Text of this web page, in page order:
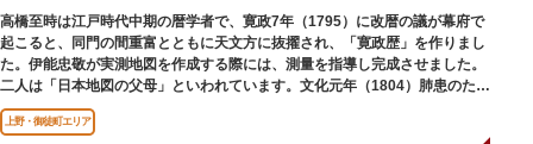
高橋至時は江戸時代中期の暦学者で、寛政7年（1795）に改暦の議が幕府で
起こると、同門の間重富とともに天文方に抜擢され、「寛政歴」を作りまし
た。伊能忠敬が実測地図を作成する際には、測量を指導し完成させました。
二人は「日本地図の父母」といわれています。文化元年（1804）肺患のため
没しました。お墓は源空寺（げんくうじ）にあります。
上野・御徒町エリア